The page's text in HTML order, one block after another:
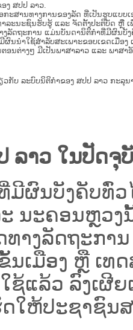
ງ ສປປ ລາວ.
ສານ​ທາງ​ການ​ຂອງ​ລັດ ທີ່​ເປັນ​ຮູບ​ແບບ​
ລະ​ນະ​ຊົນ​ຮັບ​ຮູ້ ແລະ ຈັດ​ຕັ້ງ​ປະ​ຕິ​ບັດ ຫຼື
ລັດ​ຖະ​ການ ​ແມ່ນ​ບັນ​ດາ​ນິ​ຕິ​ກຳ​ທີ່​ມີ​ຜົນ​ບັ
ນ​ນຳ​ໃຊ້​ສຳ​ລັບ​ສະ​ເພາະ​ຂອບ​ເຂດ​ເມືອງ
ອນຕ່າງໆ ມີເປັນພາສາລາວ ແລະ ພາສ
ກັບ ລະບົບນິຕິກຳຂອງ ສປປ ລາວ ກະລຸນ
ລາວ ໃນປັດ
ມີຜົນບັງຄັບທົ່
ະ ນະຄອນຫຼວ
າງລັດຖະການ
ເມືອງ ຫຼື ເທ
ຊ້ແລ້ວ ລົງ​ເຜີ
ໃຫ້ປະຊາຊົນສ